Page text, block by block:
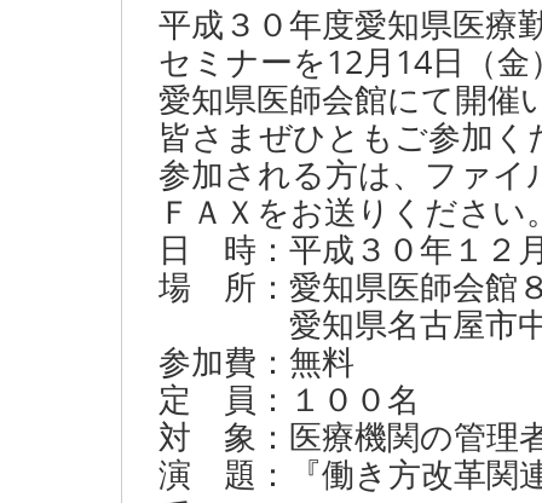
平成３０年度愛知県医
セミナーを12月14日（
愛知県医師会館にて開催
皆さまぜひともご参加く
参加される方は、ファ
ＦＡＸをお送りください
日 時：平成３０年１２
場 所：愛知県医師
愛知県名古屋市中
参加費：無料
定 員：１００名
対 象：医療機関の管理
演 題：『働き方改革関